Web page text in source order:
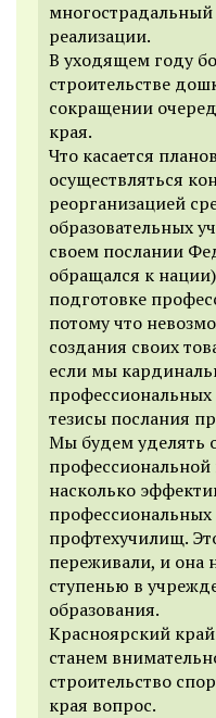
многострадальный
реализации.
В уходящем году
строительстве
сокращении
края.
Что касается
осуществляться
реорганизацией
образовательных
своем послании
обращался к
подготовке
потому что
создания своих
если мы
профессиональных
тезисы послания
Мы будем уделять
профессиональной
насколько
профессиональных
профтехучилищ.
переживали, и она
ступенью в
образования.
Красноярский
станем
строительство
края вопрос.